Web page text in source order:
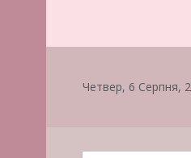
Четвер, 6 Серпня,